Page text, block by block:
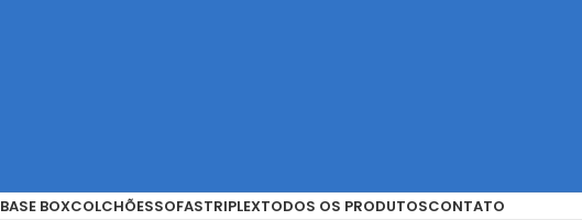
BASE BOXCOLCHÕESSOFASTRIPLEXTODOS OS PRODUTOSCONTATO